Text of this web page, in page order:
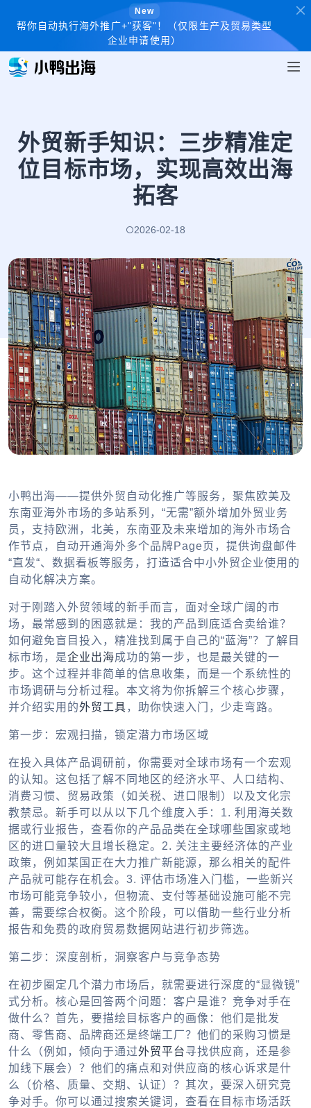
New
帮你自动执行海外推广+"获客"！（仅限生产及贸易类型
企业申请使用）
外贸新手知识：三步精准定
位目标市场，实现高效出海
拓客
2026-02-18
小鸭出海——提供外贸自动化推广等服务，聚焦欧美及
东南亚海外市场的多站系列，“无需”额外增加外贸业务
员，支持欧洲，北美，东南亚及未来增加的海外市场合
作节点，自动开通海外多个品牌Page页，提供询盘邮件
“直发“、数据看板等服务，打造适合中小外贸企业使用的
自动化解决方案。
对于刚踏入外贸领域的新手而言，面对全球广阔的市
场，最常感到的困惑就是：我的产品到底适合卖给谁？
如何避免盲目投入，精准找到属于自己的“蓝海”？了解目
标市场，是企业出海成功的第一步，也是最关键的一
步。这个过程并非简单的信息收集，而是一个系统性的
市场调研与分析过程。本文将为你拆解三个核心步骤，
并介绍实用的外贸工具 ，助你快速入门，少走弯路。
第一步：宏观扫描，锁定潜力市场区域
在投入具体产品调研前，你需要对全球市场有一个宏观
的认知。这包括了解不同地区的经济水平、人口结构、
消费习惯、贸易政策（如关税、进口限制）以及文化宗
教禁忌。新手可以从以下几个维度入手：1. 利用海关数
据或行业报告，查看你的产品品类在全球哪些国家或地
区的进口量较大且增长稳定。2. 关注主要经济体的产业
政策，例如某国正在大力推广新能源，那么相关的配件
产品就可能存在机会。3. 评估市场准入门槛，一些新兴
市场可能竞争较小，但物流、支付等基础设施可能不完
善，需要综合权衡。这个阶段，可以借助一些行业分析
报告和免费的政府贸易数据网站进行初步筛选。
第二步：深度剖析，洞察客户与竞争态势
在初步圈定几个潜力市场后，就需要进行深度的“显微镜”
式分析。核心是回答两个问题：客户是谁？竞争对手在
做什么？首先，要描绘目标客户的画像：他们是批发
商、零售商、品牌商还是终端工厂？他们的采购习惯是
什么（例如，倾向于通过外贸平台寻找供应商，还是参
加线下展会）？他们的痛点和对供应商的核心诉求是什
么（价格、质量、交期、认证）？其次，要深入研究竞
争对手。你可以通过搜索关键词，查看在目标市场活跃